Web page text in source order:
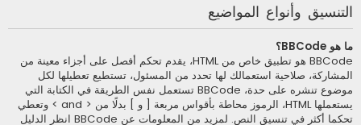
التنسيق وأنواع المواضيع
ما هو BBCode؟
BBCode هو تطبيق خاص من HTML، يقدم تحكم أفصل على أجزاء معينة من
المشاركة، صلاحية استعمالك لها تحدد من المسئول، تستطيع تعطيلها لكل
موضوع تنشره على حدة، BBCode تستعمل نفس الطريقة في الكتابة التي
يستعملها HTML، الرموز محاطة بأقواس مربعة [ و ] بدلًا من < and > وتعطي
تحكما أكثر في تنسيق النص. لمزيد من المعلومات عن BBCode انظر الدليل